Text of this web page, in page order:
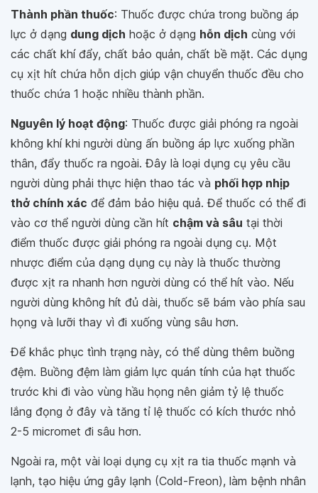
Thành phần thuốc: Thuốc được chứa trong buồng áp
lực ở dạng dung dịch hoặc ở dạng hỗn dịch cùng với
các chất khí đẩy, chất bảo quản, chất bề mặt. Các dụng
cụ xịt hít chứa hỗn dịch giúp vận chuyển thuốc đều cho
thuốc chứa 1 hoặc nhiều thành phần.
Nguyên lý hoạt động: Thuốc được giải phóng ra ngoài
không khí khi người dùng ấn buồng áp lực xuống phần
thân, đẩy thuốc ra ngoài. Đây là loại dụng cụ yêu cầu
người dùng phải thực hiện thao tác và phối hợp nhịp
thở chính xác để đảm bảo hiệu quả. Để thuốc có thể đi
vào cơ thể người dùng cần hít chậm và sâu tại thời
điểm thuốc được giải phóng ra ngoài dụng cụ. Một
nhược điểm của dạng dụng cụ này là thuốc thường
được xịt ra nhanh hơn người dùng có thể hít vào. Nếu
người dùng không hít đủ dài, thuốc sẽ bám vào phía sau
họng và lưỡi thay vì đi xuống vùng sâu hơn.
Để khắc phục tình trạng này, có thể dùng thêm buồng
đệm. Buồng đệm làm giảm lực quán tính của hạt thuốc
trước khi đi vào vùng hầu họng nên giảm tỷ lệ thuốc
lắng đọng ở đây và tăng tỉ lệ thuốc có kích thước nhỏ
2-5 micromet đi sâu hơn.
Ngoài ra, một vài loại dụng cụ xịt ra tia thuốc mạnh và
lạnh, tạo hiệu ứng gây lạnh (Cold-Freon), làm bệnh nhân